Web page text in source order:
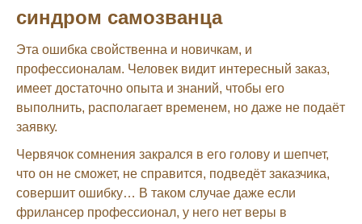
синдром самозванца
Эта ошибка свойственна и новичкам, и
профессионалам. Человек видит интересный заказ,
имеет достаточно опыта и знаний, чтобы его
выполнить, располагает временем, но даже не подаёт
заявку.
Червячок сомнения закрался в его голову и шепчет,
что он не сможет, не справится, подведёт заказчика,
совершит ошибку… В таком случае даже если
фрилансер профессионал, у него нет веры в